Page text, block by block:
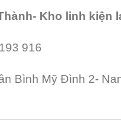
Kho linh kiện
916
Bình Mỹ Đình 2-